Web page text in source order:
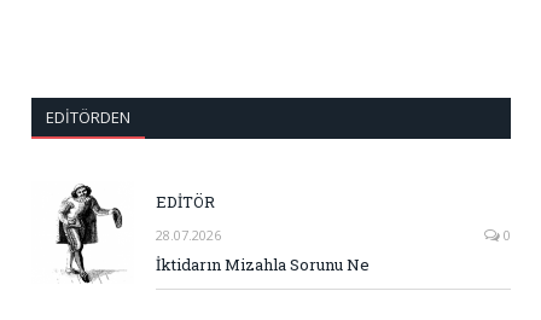
EDITÖRDEN
EDİTÖR
28.07.2026 0
İktidarın Mizahla Sorunu Ne